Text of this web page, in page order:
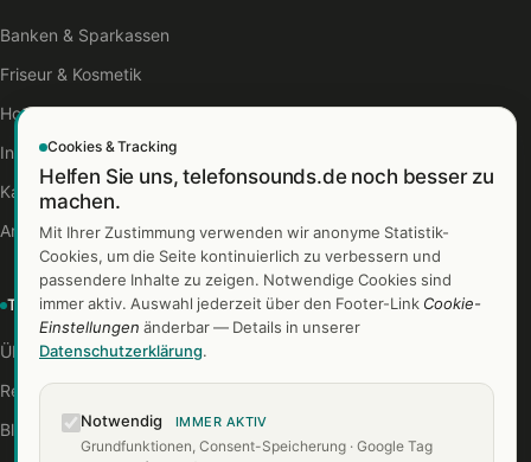
Banken & Sparkassen
Friseur & Kosmetik
Hotels & Gastro
Industrie
Kanzleien
Arztpraxen
TelefonSounds
Über uns
Referenzen
Blog
Cookies & Tracking
Helfen Sie uns, telefonsounds.de noch besser zu
machen.
Mit Ihrer Zustimmung verwenden wir anonyme Statistik-
Cookies, um die Seite kontinuierlich zu verbessern und
passendere Inhalte zu zeigen. Notwendige Cookies sind
immer aktiv. Auswahl jederzeit über den Footer-Link Cookie-
Einstellungen änderbar — Details in unserer
Datenschutzerklärung.
Notwendig IMMER AKTIV
Grundfunktionen, Consent-Speicherung · Google Tag